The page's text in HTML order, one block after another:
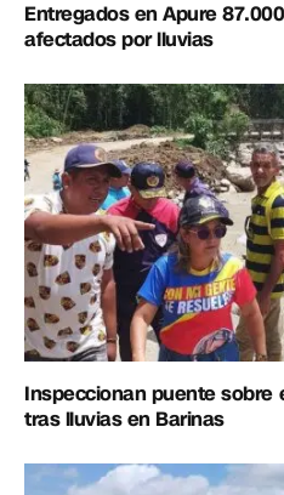
Entregados en Apure
afectados por lluvias
Inspeccionan puente sobre
tras lluvias en Barinas